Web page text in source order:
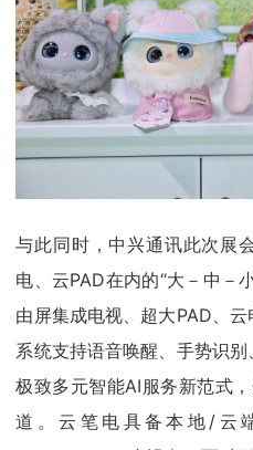
与此同时，中兴通讯此次展
电、云PAD在内的“大－中－
由屏集成电视、超大PAD、
系统支持语音唤醒、手势识
极致多元智能AI服务新范式
道。云笔电具备本地/云